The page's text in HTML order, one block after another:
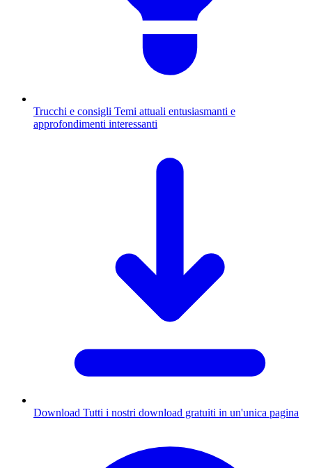
Trucchi e consigli Temi attuali entusiasmanti e
approfondimenti interessanti
Download Tutti i nostri download gratuiti in un'unica pagina